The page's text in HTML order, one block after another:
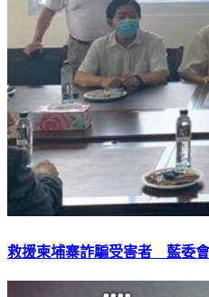
救援柬埔寨詐騙受害者 藍委